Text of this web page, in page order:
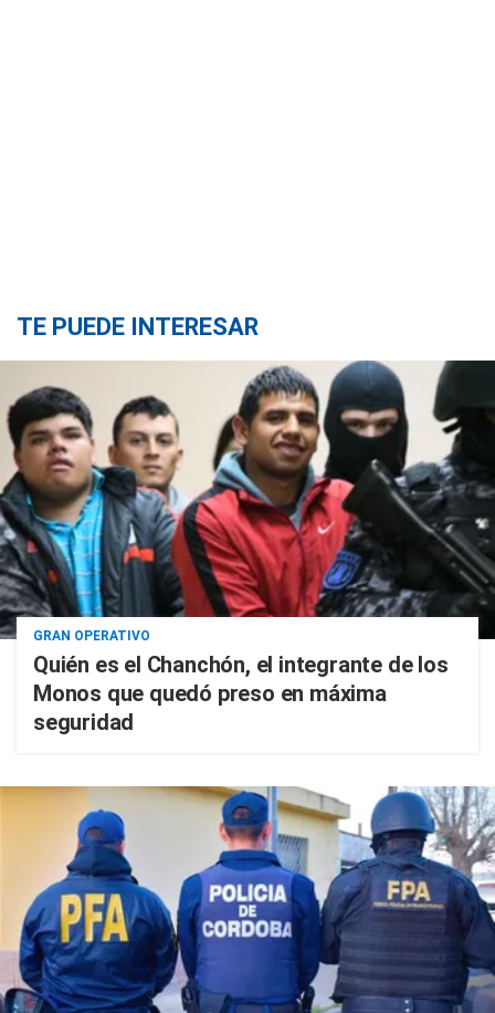
TE PUEDE INTERESAR
GRAN OPERATIVO
Quién es el Chanchón, el integrante de los
Monos que quedó preso en máxima
seguridad